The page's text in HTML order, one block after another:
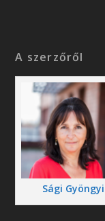
A szerzőről
Sági Gyöngyi